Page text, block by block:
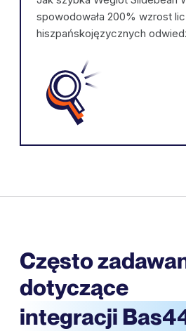
spowodowała 200% wzrost
hiszpańskojęzycznych
Często
dotyczące
integracji